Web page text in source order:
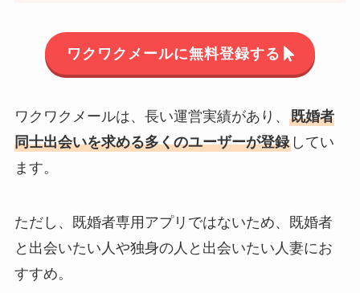
ワクワクメールに無料登録する
ワクワクメールは、長い運営実績があり、 既婚者
同士出会いを求める多くのユーザーが登録してい
ます。
ただし、既婚者専用アプリではないため、既婚者
と出会いたい人や独身の人と出会いたい人妻にお
すすめ。